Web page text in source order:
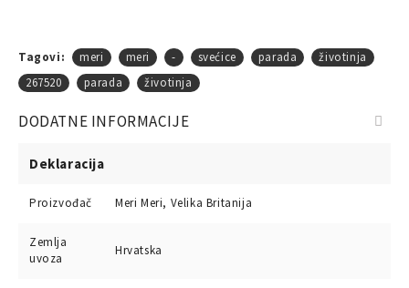
Tagovi: meri meri - svećice parada
životinja
267520
parada životinja
DODATNE INFORMACIJE
Deklaracija
Proizvođač Meri Meri, Velika Britanija
Zemlja
uvoza
Hrvatska